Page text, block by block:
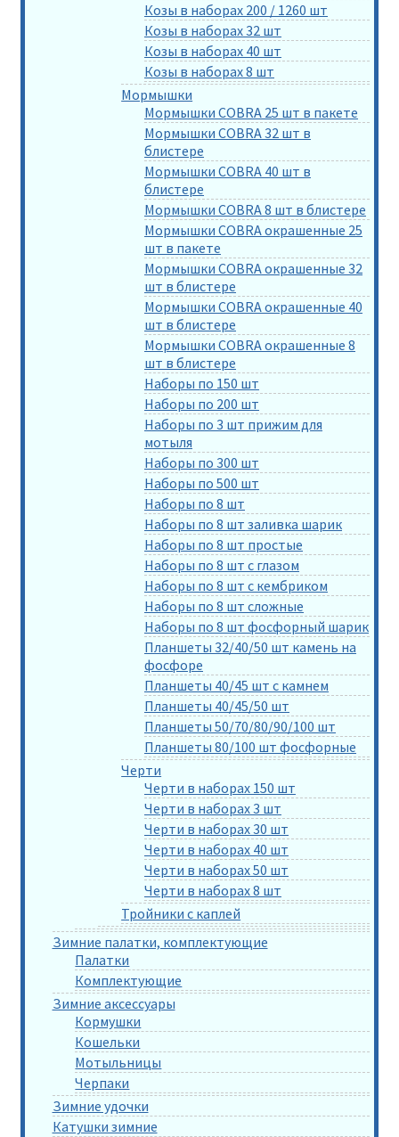
Козы в наборах 200 / 1260 шт
Козы в наборах 32 шт
Козы в наборах 40 шт
Козы в наборах 8 шт
Мормышки
Мормышки COBRA 25 шт в пакете
Мормышки COBRA 32 шт в
блистере
Мормышки COBRA 40 шт в
блистере
Мормышки COBRA 8 шт в блистере
Мормышки COBRA окрашенные 25
шт в пакете
Мормышки COBRA окрашенные 32
шт в блистере
Мормышки COBRA окрашенные 40
шт в блистере
Мормышки COBRA окрашенные 8
шт в блистере
Наборы по 150 шт
Наборы по 200 шт
Наборы по 3 шт прижим для
мотыля
Наборы по 300 шт
Наборы по 500 шт
Наборы по 8 шт
Наборы по 8 шт заливка шарик
Наборы по 8 шт простые
Наборы по 8 шт с глазом
Наборы по 8 шт с кембриком
Наборы по 8 шт сложные
Наборы по 8 шт фосфорный шарик
Планшеты 32/40/50 шт камень на
фосфоре
Планшеты 40/45 шт с камнем
Планшеты 40/45/50 шт
Планшеты 50/70/80/90/100 шт
Планшеты 80/100 шт фосфорные
Черти
Черти в наборах 150 шт
Черти в наборах 3 шт
Черти в наборах 30 шт
Черти в наборах 40 шт
Черти в наборах 50 шт
Черти в наборах 8 шт
Тройники с каплей
Зимние палатки, комплектующие
Палатки
Комплектующие
Зимние аксессуары
Кормушки
Кошельки
Мотыльницы
Черпаки
Зимние удочки
Катушки зимние